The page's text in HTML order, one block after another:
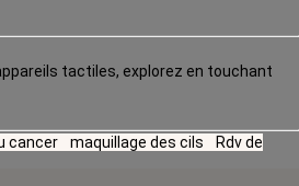
tactiles, explorez en touchant
cancer maquillage des cils
Rdv de